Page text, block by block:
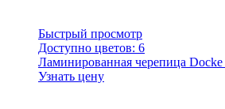
Быстрый просмотр
Доступно цветов: 6
Ламинированная черепица
Узнать цену